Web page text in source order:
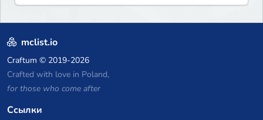
SkyBlock, KitPVP and many
more.
mclist.io
Craftum © 2019-2026
Crafted with love in Poland,
for those who come after
Ссылки